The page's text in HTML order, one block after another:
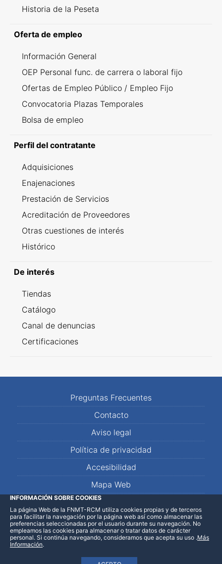
Historia de la Peseta
Oferta de empleo
Información General
OEP Personal func. de carrera o laboral fijo
Ofertas de Empleo Público / Empleo Fijo
Convocatoria Plazas Temporales
Bolsa de empleo
Perfil del contratante
Adquisiciones
Enajenaciones
Prestación de Servicios
Acreditación de Proveedores
Otras cuestiones de interés
Histórico
De interés
Tiendas
Catálogo
Canal de denuncias
Certificaciones
Preguntas Frecuentes
Contacto
Aviso legal
Política de privacidad
Accesibilidad
Mapa Web
LinkedInFacebookWhatsApp
INFORMACIÓN SOBRE COOKIES
La página Web de la FNMT-RCM utiliza cookies propias y de terceros
para facilitar la navegación por la página web así como almacenar las
preferencias seleccionadas por el usuario durante su navegación. No
empleamos las cookies para almacenar o tratar datos de carácter
personal. Si continúa navegando, consideramos que acepta su uso .Más
Información.